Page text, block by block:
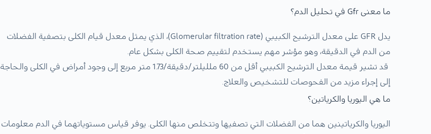
ما معنى Gfr في تحليل الدم؟
يدل GFR على معدل الترشيح الكبيبي (Glomerular filtration rate)، الذي يمثل معدل قيام الكلى بتصفية الفضلات
من الدم في الدقيقة، وهو مؤشر مهم يستخدم لتقييم صحة الكلى بشكل عام.
قد تشير قيمة معدل الترشيح الكبيبي أقل من 60 ملليلتر/دقيقة/1.73 متر مربع إلى وجود أمراض في الكلى والحاجة
إلى إجراء مزيد من الفحوصات للتشخيص والعلاج.
ما هي اليوريا والكرياتين؟
اليوريا والكرياتينين هما من الفضلات التي تصفيها وتتخلص منها الكلى. يوفر قياس مستوياتهما في الدم معلومات